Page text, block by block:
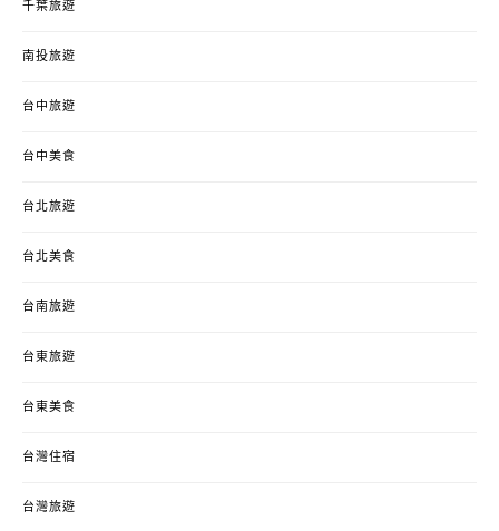
千葉旅遊
南投旅遊
台中旅遊
台中美食
台北旅遊
台北美食
台南旅遊
台東旅遊
台東美食
台灣住宿
台灣旅遊